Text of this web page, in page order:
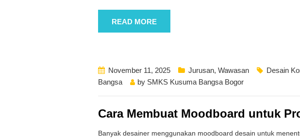
READ MORE
November 11, 2025 Jurusan, Wawasan Desain
Bangsa
by SMKS Kusuma Bangsa Bogor
Cara Membuat Moodboard untuk
Banyak desainer menggunakan moodboard desain untuk